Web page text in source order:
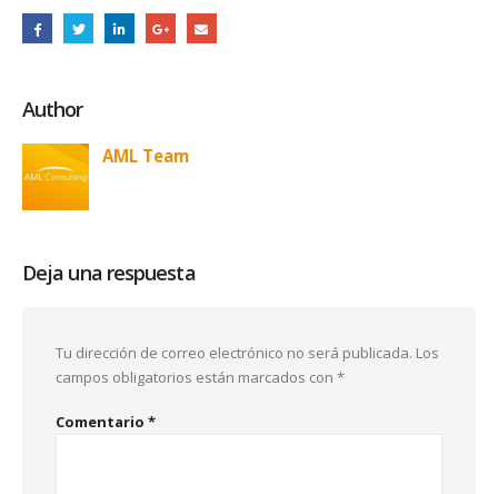
Author
AML Team
Deja una respuesta
Tu dirección de correo electrónico no será publicada. Los
campos obligatorios están marcados con *
Comentario *